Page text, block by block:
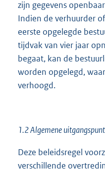
zijn gegevens
Indien de verhuurder
eerste opgelegde
tijdvak van vier jaar
begaat, kan de
worden opgelegd,
verhoogd.
1.2 Algemene
Deze beleidsregel
verschillende